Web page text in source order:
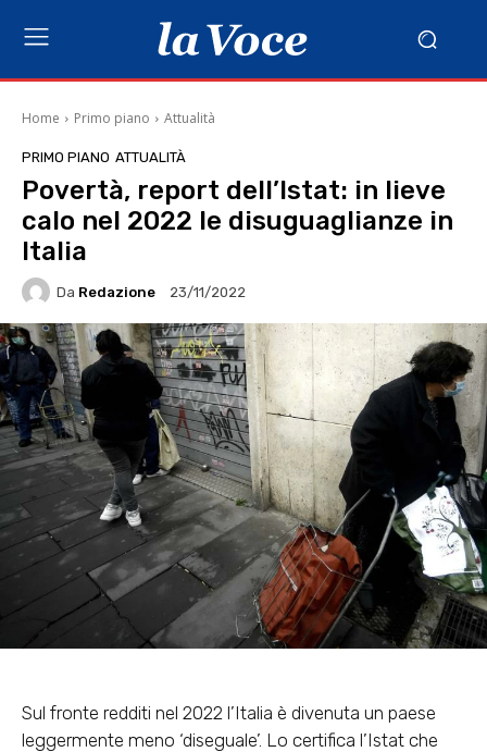
Home Primo piano Attualità
PRIMO PIANO ATTUALITÀ
Povertà, report dell’Istat: in lieve
calo nel 2022 le disuguaglianze in
Italia
Da Redazione 23/11/2022
Sul fronte redditi nel 2022 l’Italia è divenuta un paese
leggermente meno ‘diseguale’. Lo certifica l’Istat che